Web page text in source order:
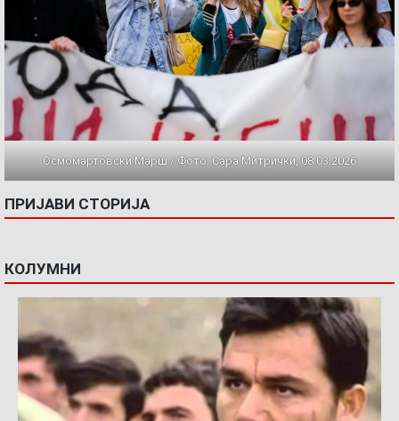
Осмомартовски Марш / Фото: Сара Митрички, 08.03.2026
ПРИЈАВИ СТОРИЈА
КОЛУМНИ